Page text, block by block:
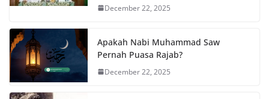
December 22, 2025
Apakah Nabi Muhammad Saw
Pernah Puasa Rajab?
December 22, 2025